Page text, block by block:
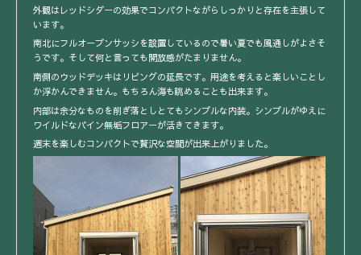
外観はレッドシダーの効果でコンパクトながらしっかりと存在を主張して
います。
南北にフルオープンサッシを設置しているので暑い夏でも風通しがよさそ
うです。そして何と言っても開放感がたまりません。
南側のウッドデッキはリビングの延長です。用途を考えると楽しいことし
か浮かんできません。もちろん海も眺めることも出来ます。
内部は余分なものを削ぎ落としとてもシンプルな内装。シンプルがゆえに
ワイルドなパイン無垢フロアーが活きてきます。
週末を楽しむコンパクトで贅沢な空間が出来上がりました。